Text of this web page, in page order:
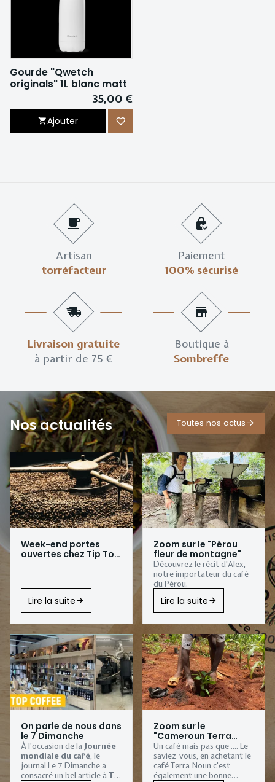
Gourde "Qwetch
originals" 1L blanc matt
35,00 €
Ajouter
Artisan
torréfacteur
Paiement
100% sécurisé
Livraison gratuite
à partir de 75 €
Boutique à
Sombreffe
Nos actualités Toutes nos actus
Week-end portes
ouvertes chez Tip Top
Lire la suite
Zoom sur le "Pérou
fleur de montagne"
Découvrez le récit d'Alex,
notre importateur du café
du Pérou.
Lire la suite
On parle de nous dans
le 7 Dimanche
À l’occasion de la Journée
mondiale du café, le
journal Le 7 Dimanche a
consacré un bel article à Tip
Zoom sur le
"Cameroun Terra
Noun"
Un café mais pas que .... Le
saviez-vous, en achetant le
café Terra Noun c'est
également une bonne